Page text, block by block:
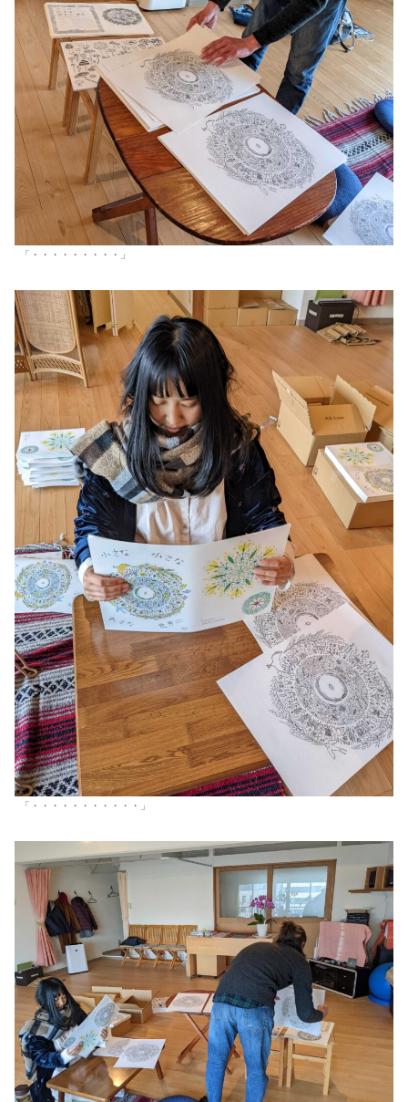
「・・・・・・・・・」
「・・・・・・・・・・・」